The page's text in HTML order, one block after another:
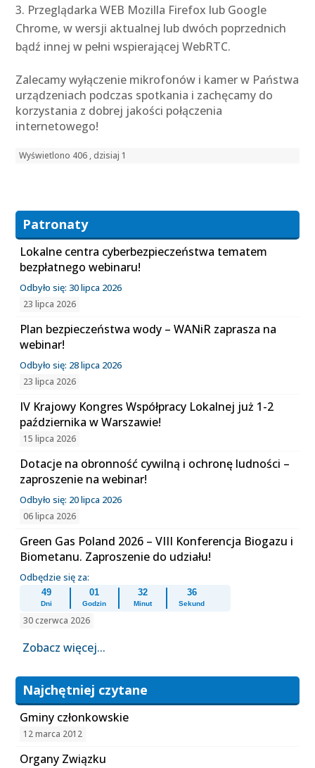
Przeglądarka WEB Mozilla Firefox lub Google
Chrome, w wersji aktualnej lub dwóch poprzednich
bądź innej w pełni wspierającej WebRTC.
Zalecamy wyłączenie mikrofonów i kamer w Państwa
urządzeniach podczas spotkania i zachęcamy do
korzystania z dobrej jakości połączenia
internetowego!
Wyświetlono 406 , dzisiaj 1
Patronaty
Lokalne centra cyberbezpieczeństwa tematem
bezpłatnego webinaru!
Odbyło się: 30 lipca 2026
23 lipca 2026
Plan bezpieczeństwa wody – WANiR zaprasza na
webinar!
Odbyło się: 28 lipca 2026
23 lipca 2026
IV Krajowy Kongres Współpracy Lokalnej już 1-2
października w Warszawie!
15 lipca 2026
Dotacje na obronność cywilną i ochronę ludności –
zaproszenie na webinar!
Odbyło się: 20 lipca 2026
06 lipca 2026
Green Gas Poland 2026 – VIII Konferencja Biogazu i
Biometanu. Zaproszenie do udziału!
Odbędzie się za:
49
Dni
01
Godzin
32
Minut
36
Sekund
30 czerwca 2026
Zobacz więcej...
Najchętniej czytane
Gminy członkowskie
12 marca 2012
Organy Związku